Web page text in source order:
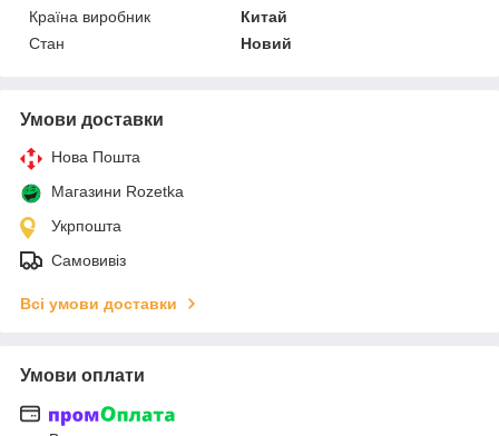
Країна виробник
Китай
Стан
Новий
Умови доставки
Нова Пошта
Магазини Rozetka
Укрпошта
Самовивіз
Всі умови доставки
Умови оплати